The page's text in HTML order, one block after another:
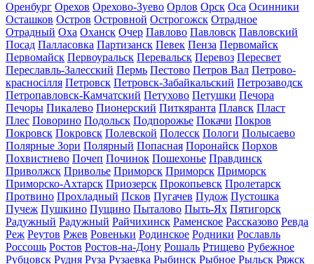
Оренбург Орехов Орехово-Зуево Орлов Орск Оса Осинники
Осташков Остров Островной Острогожск Отрадное
Отрадный Оха Оханск Очер Павлово Павловск Павловский
Посад Палласовка Партизанск Певек Пенза Первомайск
Первомайск Первоуральск Перевальск Перевоз Пересвет
Переславль-Залесский Пермь Пестово Петров Вал Петрово-
красносілля Петровск Петровск-Забайкальский Петрозаводск
Петропавловск-Камчатский Петухово Петушки Печора
Печоры Пикалево Пионерский Питкяранта Плавск Пласт
Плес Поворино Подольск Подпорожье Покачи Покров
Покровск Покровск Полевской Полесск Пологи Полысаево
Полярные Зори Полярный Попасная Поронайск Порхов
Похвистнево Почеп Починок Пошехонье Правдинск
Приволжск Приволье Приморск Приморск Приморск
Приморско-Ахтарск Приозерск Прокопьевск Пролетарск
Протвино Прохладный Псков Пугачев Пудож Пустошка
Пучеж Пушкино Пущино Пыталово Пыть-Ях Пятигорск
Радужный Радужный Райчихинск Раменское Рассказово Ревда
Реж Реутов Ржев Ровеньки Родинское Родники Рославль
Россошь Ростов Ростов-на-Дону Рошаль Ртищево Рубежное
Рубцовск Рудня Руза Рузаевка Рыбинск Рыбное Рыльск Ряжск